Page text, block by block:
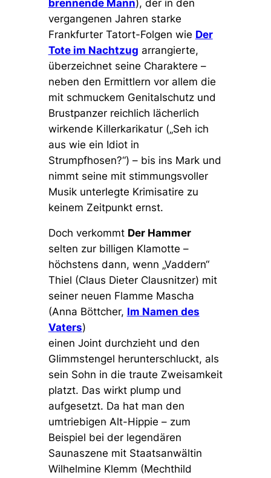
brennende Mann), der in den
vergangenen Jahren starke
Frankfurter Tatort-Folgen wie Der
Tote im Nachtzug arrangierte,
überzeichnet seine Charaktere –
neben den Ermittlern vor allem die
mit schmuckem Genitalschutz und
Brustpanzer reichlich lächerlich
wirkende Killerkarikatur („Seh ich
aus wie ein Idiot in
Strumpfhosen?“) – bis ins Mark und
nimmt seine mit stimmungsvoller
Musik unterlegte Krimisatire zu
keinem Zeitpunkt ernst.
Doch verkommt Der Hammer
selten zur billigen Klamotte –
höchstens dann, wenn „Vaddern“
Thiel (Claus Dieter Clausnitzer) mit
seiner neuen Flamme Mascha
(Anna Böttcher, Im Namen des
Vaters)
einen Joint durchzieht und den
Glimmstengel herunterschluckt, als
sein Sohn in die traute Zweisamkeit
platzt. Das wirkt plump und
aufgesetzt. Da hat man den
umtriebigen Alt-Hippie – zum
Beispiel bei der legendären
Saunaszene mit Staatsanwältin
Wilhelmine Klemm (Mechthild